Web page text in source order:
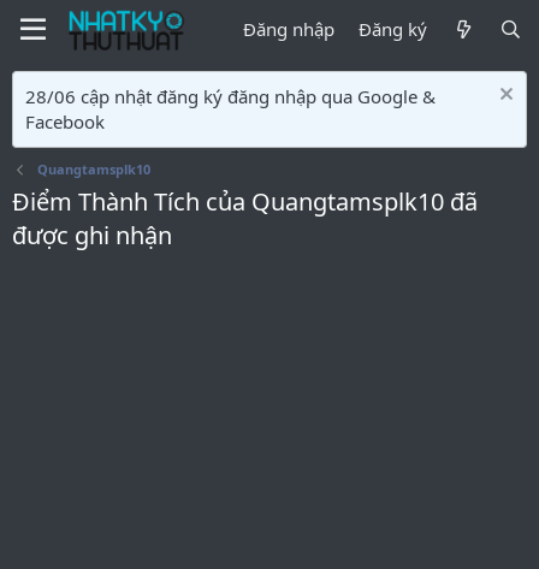
Đăng nhập Đăng ký
28/06 cập nhật đăng ký đăng nhập qua Google &
Facebook
Quangtamsplk10
Điểm Thành Tích của Quangtamsplk10 đã
được ghi nhận